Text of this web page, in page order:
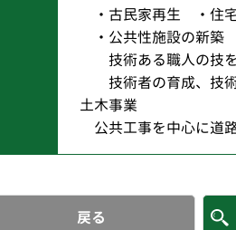
・古民家再生 ・住宅
・公共性施設の新築
技術ある職人の技を
技術者の育成、技術
土木事業
公共工事を中心に道路
戻る